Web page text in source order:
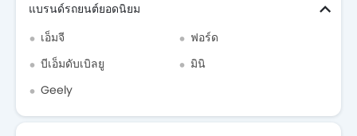
แบรนด์รถยนต์ยอดนิยม
เอ็มจี
ฟอร์ด
บีเอ็มดับเบิลยู
มินิ
Geely